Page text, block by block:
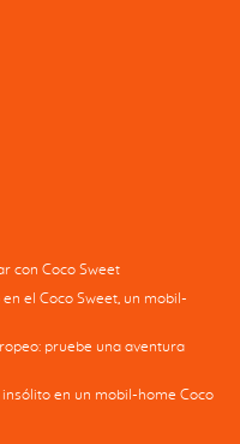
con Coco Sweet
el Coco Sweet, un mobil-
pruebe una aventura
en un mobil-home Coco